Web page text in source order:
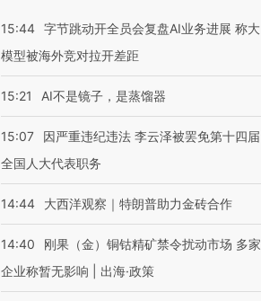
15:44 字节跳动开全员会复盘AI业务进展 称大
模型被海外竞对拉开差距
15:21 AI不是镜子，是蒸馏器
15:07
因严重违纪违法 李云泽被罢免第十四届
全国人大代表职务
14:44 大西洋观察｜特朗普助力金砖合作
14:40
刚果（金）铜钴精矿禁令扰动市场 多家
企业称暂无影响 | 出海·政策